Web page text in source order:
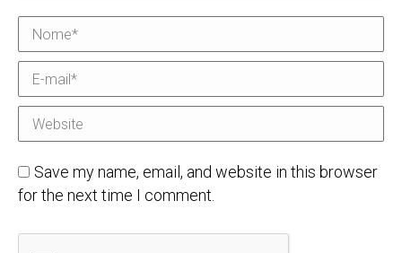
Nome *
E-mail *
Website
Save my name, email, and website in this browser
for the next time I comment.